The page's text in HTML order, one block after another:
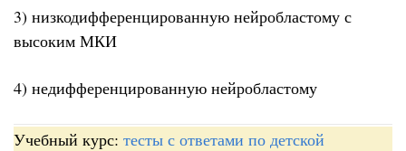
3) низкодифференцированную нейробластому с
высоким МКИ
4) недифференцированную нейробластому
Учебный курс: тесты с ответами по детской